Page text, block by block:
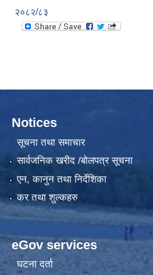
२०८२/८३
Notices
सूचना तथा समाचार
सार्वजनिक खरीद /बोलपत्र सूचना
एन, कानुन तथा निर्देशिका
कर तथा शुल्कहरु
eGov services
घटना दर्ता